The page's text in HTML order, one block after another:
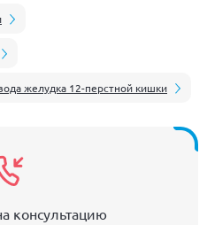
желудка 12-перстной кишки
консультацию